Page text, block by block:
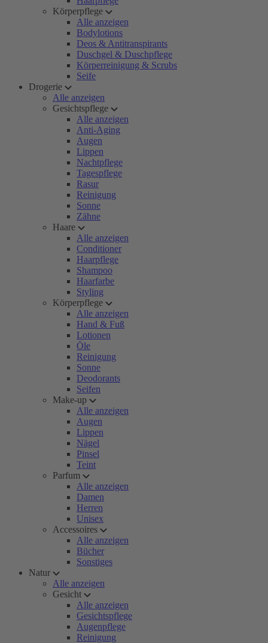
Körperpflege
Alle anzeigen
Bodylotions
Deos & Antitranspirants
Duschgel & Duschpflege
Körperreinigung & Scrubs
Seife
Drogerie
Alle anzeigen
Gesichtspflege
Alle anzeigen
Anti-Aging
Augen
Lippen
Nachtpflege
Tagespflege
Rasur
Reinigung
Sonne
Zähne
Haare
Alle anzeigen
Conditioner
Haarpflege
Shampoo
Haarfarbe
Styling
Körperpflege
Alle anzeigen
Hand & Fuß
Lotionen
Öle
Reinigung
Sonne
Deodorants
Seifen
Make-up
Alle anzeigen
Augen
Lippen
Nägel
Pinsel
Teint
Parfum
Alle anzeigen
Damen
Herren
Unisex
Accessoires
Alle anzeigen
Bücher
Sonstiges
Natur
Alle anzeigen
Gesicht
Alle anzeigen
Gesichtspflege
Augenpflege
Reinigung